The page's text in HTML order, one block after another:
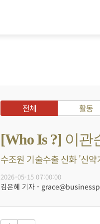
전체 활동
[Who Is ?] 이
수조원 기술수출 신화 '신
2026-05-15 07:00:00
김은혜 기자 -